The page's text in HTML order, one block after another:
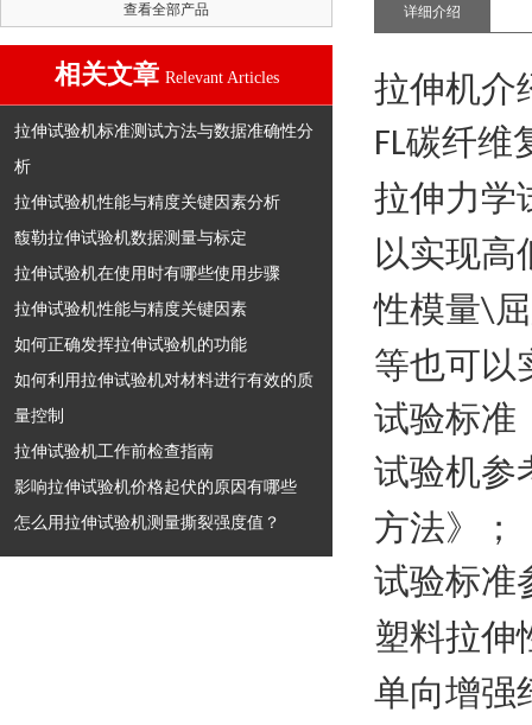
查看全部产品
相关文章 Relevant Articles
拉伸试验机标准测试方法与数据准确性分
析
拉伸试验机性能与精度关键因素分析
馥勒拉伸试验机数据测量与标定
拉伸试验机在使用时有哪些使用步骤
拉伸试验机性能与精度关键因素
如何正确发挥拉伸试验机的功能
如何利用拉伸试验机对材料进行有效的质
量控制
拉伸试验机工作前检查指南
影响拉伸试验机价格起伏的原因有哪些
怎么用拉伸试验机测量撕裂强度值？
详细介绍
拉伸机介
FL碳纤维
拉伸力学
以实现高
性模量\
等也可以
试验标准
试验机参
方法》
；
试验标准
塑料拉伸
单向增强